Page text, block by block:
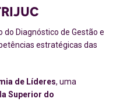
do Diagnóstico de Gestão e
estratégicas das
de Líderes, uma
Superior do